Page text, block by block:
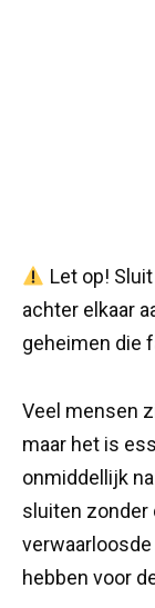
Let op!
achter elkaar
geheimen die
Veel mensen
maar het is
onmiddellijk
sluiten zonder
hebben voor